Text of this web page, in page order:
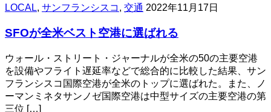
LOCAL, サンフランシスコ , 交通 2022年11月17日
SFOが全米ベスト空港に選ばれる
ウォール・ストリート・ジャーナルが全米の50の主要空港
を設備やフライト遅延率などで総合的に比較した結果、サン
フランシスコ国際空港が全米のトップに選ばれた。また、ノ
ーマンミネタサンノゼ国際空港は中型サイズの主要空港の第
三位 […]